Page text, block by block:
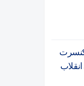
کنسرت